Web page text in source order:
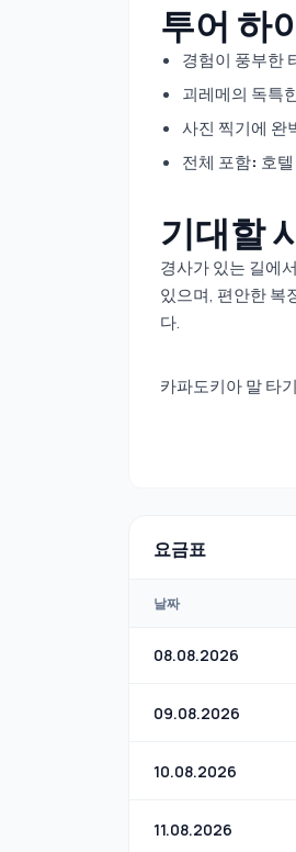
투어 하
경험이 풍부한
괴레메의 독특
사진 찍기에 완
전체 포함: 호
기대할
경사가 있는 길에
있으며, 편안한 복
다.
카파도키아 말 타
요금표
날짜
08.08.2026
09.08.2026
10.08.2026
11.08.2026